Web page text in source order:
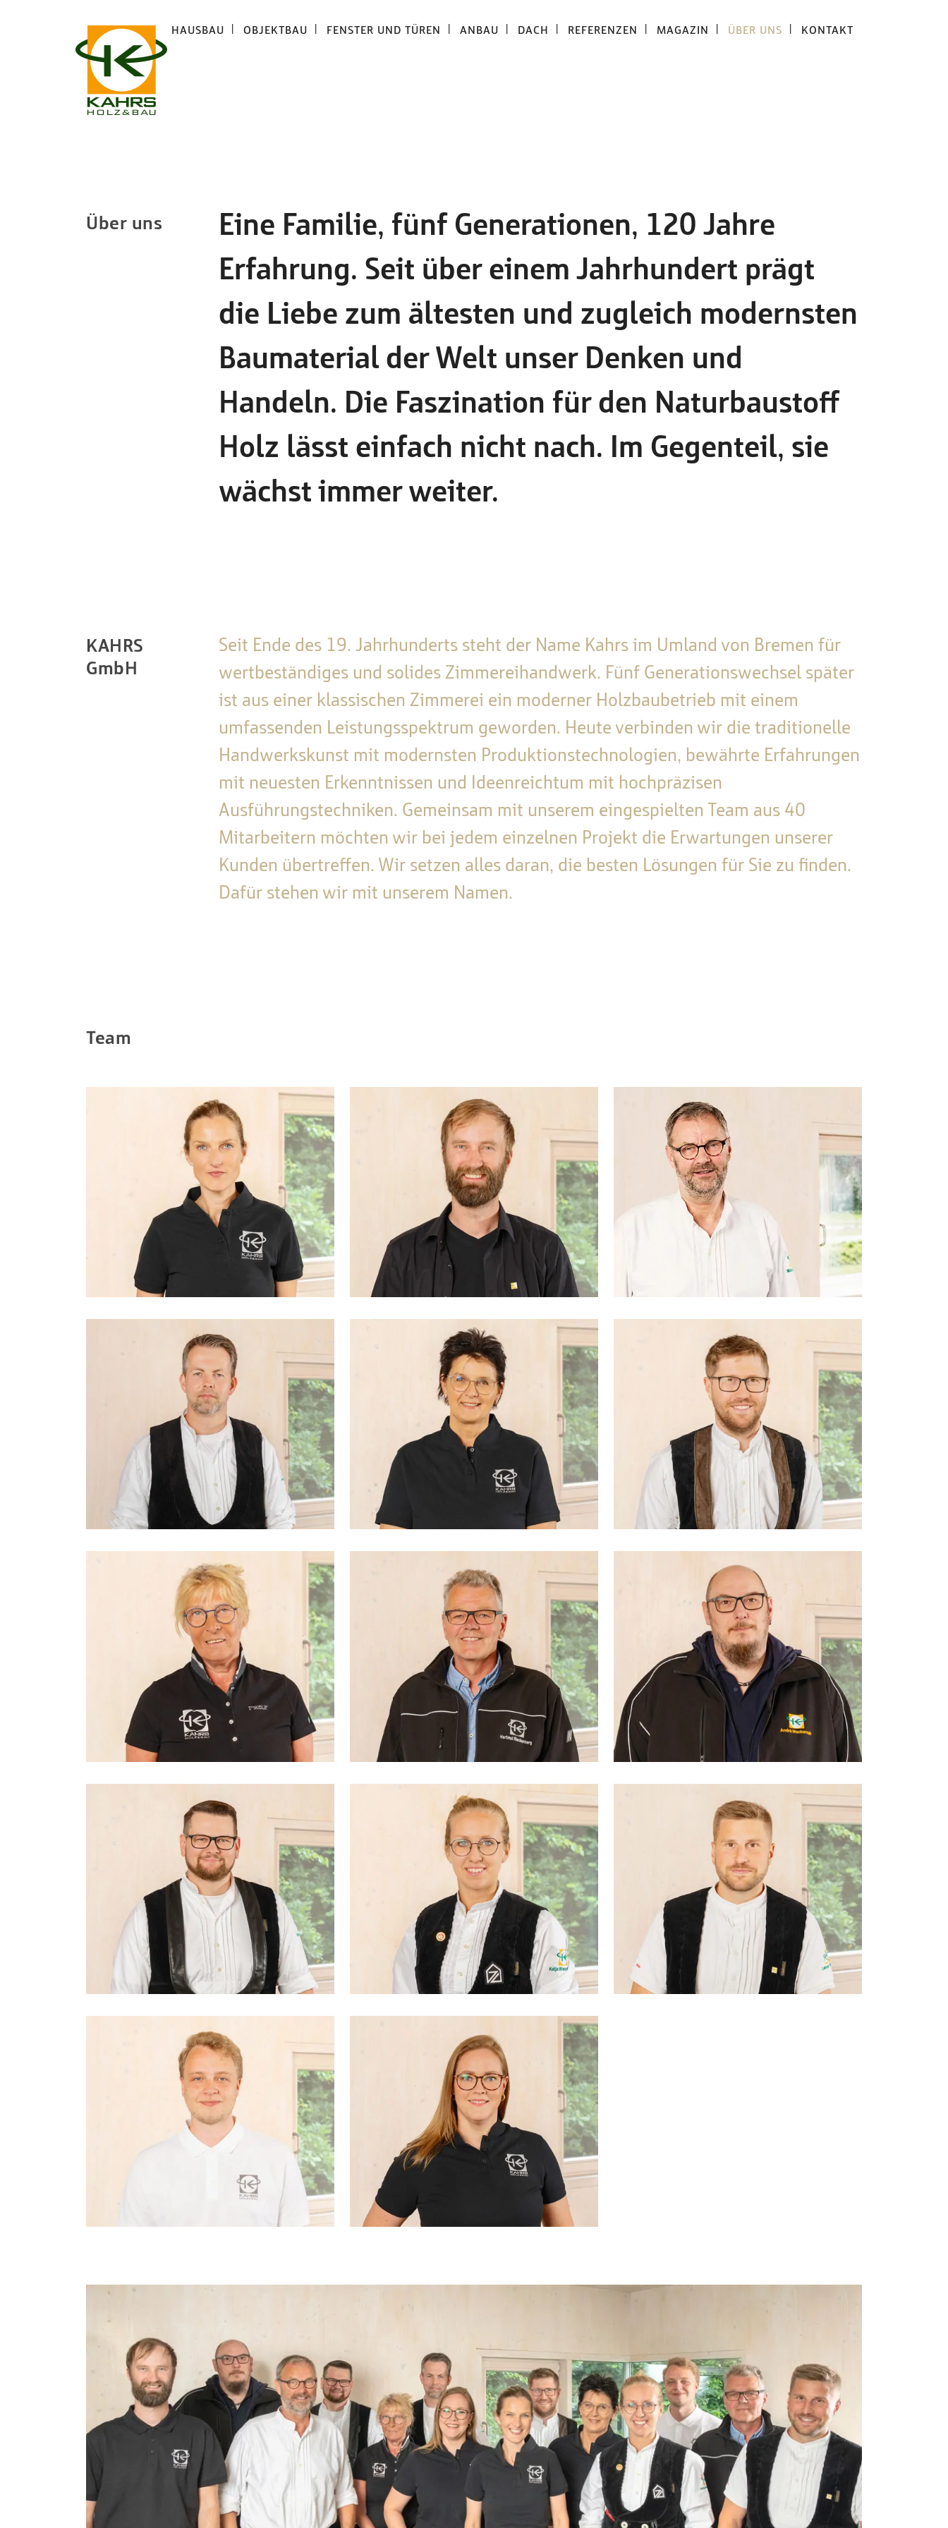
HAUSBAU OBJEKTBAU FENSTER UND TÜREN ANBAU DACH REFERENZEN MAGAZIN ÜBER UNS KONTAKT
Über uns
Eine Familie, fünf Generationen, 120 Jahre
Erfahrung. Seit über einem Jahrhundert prägt
die Liebe zum ältesten und zugleich modernsten
Baumaterial der Welt unser Denken und
Handeln. Die Faszination für den Naturbaustoff
Holz lässt einfach nicht nach. Im Gegenteil, sie
wächst immer weiter.
KAHRS
GmbH
Seit Ende des 19. Jahrhunderts steht der Name Kahrs im Umland von Bremen für
wertbeständiges und solides Zimmereihandwerk. Fünf Generationswechsel später
ist aus einer klassischen Zimmerei ein moderner Holzbaubetrieb mit einem
umfassenden Leistungsspektrum geworden. Heute verbinden wir die traditionelle
Handwerkskunst mit modernsten Produktionstechnologien, bewährte Erfahrungen
mit neuesten Erkenntnissen und Ideenreichtum mit hochpräzisen
Ausführungstechniken. Gemeinsam mit unserem eingespielten Team aus 40
Mitarbeitern möchten wir bei jedem einzelnen Projekt die Erwartungen unserer
Kunden übertreffen. Wir setzen alles daran, die besten Lösungen für Sie zu finden.
Dafür stehen wir mit unserem Namen.
Team
Christina Kahrs-Wehberg
Bauingenieurin, zertifizierte Energieberaterin
Planung, Projektierung, Unternehmensleitung
Henrik Kahrs
Projektierung, Bauleitung,
Unternehmensleitung
Manfred Kahrs
Zimmermeister, Unternehmensleitung
Harm Claus
Zimmermeister, Projektierung, Bauleitung
Anja Tiller
Technische Zeichnerin, Bauanträge
Luca Richter
Zimmermeister, Dachdeckermeister,
Arbeitsvorbereitung
Ute Kahrs
Sekreteriat
Hartmut Rieckenberg
Tischlermeister, Leitung Tischlerei
André Wackernah
Arbeitsvorbereitung Tischlerei
Dennis Bischoff
Zimmermann, Zimmerermeister,
Arbeitsvorbereitung Zimmerei
Katja Wiesenmüller
Zimmerin, Zimmerermeisterin,
Arbeitsvorbereitung Zimmerei
Lasse Richter
Zimmerermeister, Arbeitsvorbereitung
Christina Heimert
Sekreteriat, Buchhaltung